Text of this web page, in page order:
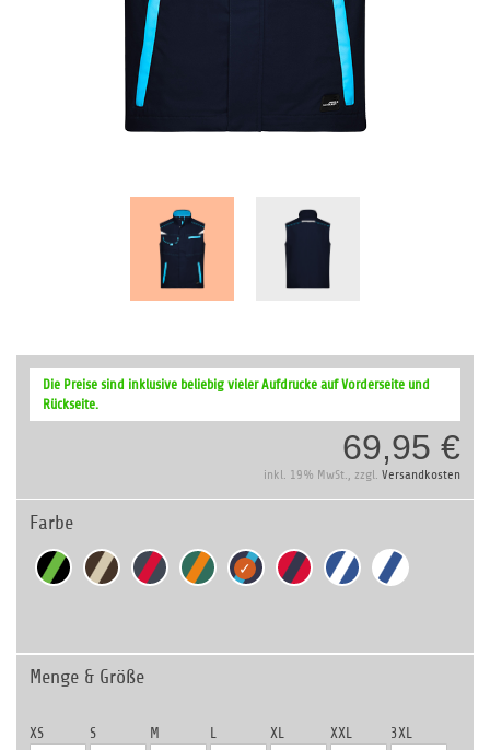
Anfang
Bildergalerie
Die Preise sind inklusive beliebig vieler Aufdrucke auf Vorderseite und
Rückseite.
69,95 €
inkl. 19% MwSt., zzgl. Versandkosten
Farbe
Menge & Größe
XS S M L XL XXL 3XL